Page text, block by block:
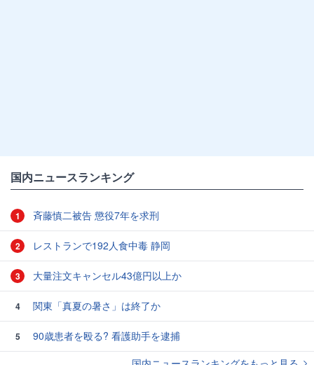
国内ニュースランキング
1 斉藤慎二被告 懲役7年を求刑
2 レストランで192人食中毒 静岡
3 大量注文キャンセル43億円以上か
4 関東「真夏の暑さ」は終了か
5
90歳患者を殴る? 看護助手を逮捕